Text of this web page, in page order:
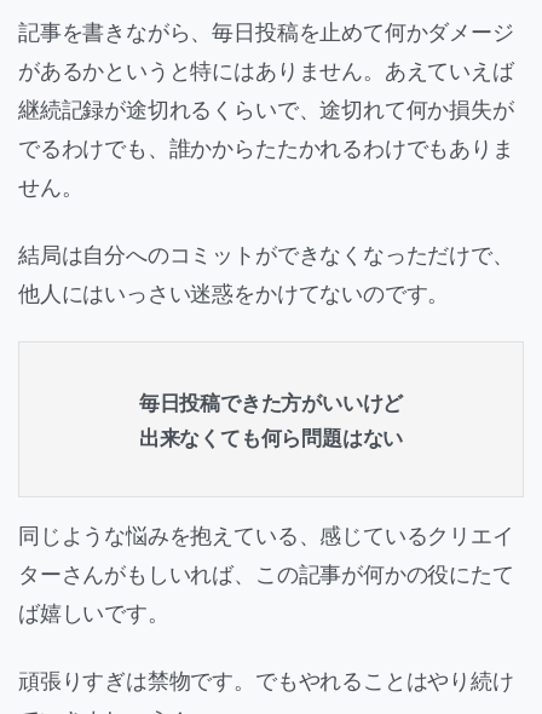
記事を書きながら、毎日投稿を止めて何かダメージ
があるかというと特にはありません。あえていえば
継続記録が途切れるくらいで、途切れて何か損失が
でるわけでも、誰かからたたかれるわけでもありま
せん。
結局は自分へのコミットができなくなっただけで、
他人にはいっさい迷惑をかけてないのです。
毎日投稿できた方がいいけど
出来なくても何ら問題はない
同じような悩みを抱えている、感じているクリエイ
ターさんがもしいれば、この記事が何かの役にたて
ば嬉しいです。
頑張りすぎは禁物です。でもやれることはやり続け